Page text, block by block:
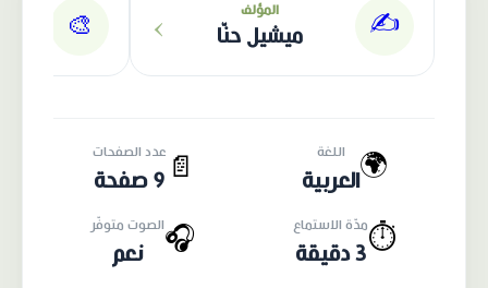
✍️ المؤلف
ميشيل حنّا ›
🎨
🌍 اللغة
العربية 📄
عدد الصفحات
9 صفحة
⏱️مدّة الاستماع
3 دقيقة
🎧الصوت متوفّر
نعم